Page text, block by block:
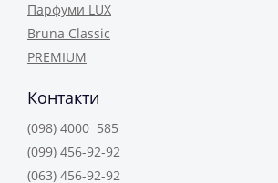
Парфуми LUX
Bruna Classic
PREMIUM
Контакти
(098) 4000 585
(099) 456-92-92
(063) 456-92-92